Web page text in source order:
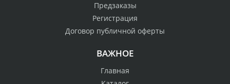
Предзаказы
Регистрация
Договор публичной оферты
ВАЖНОЕ
Главная